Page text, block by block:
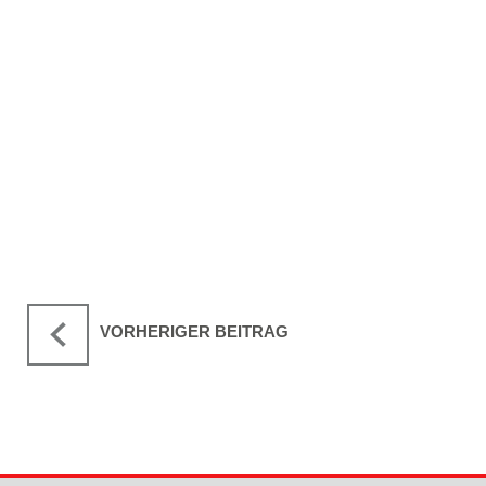
VORHERIGER BEITRAG